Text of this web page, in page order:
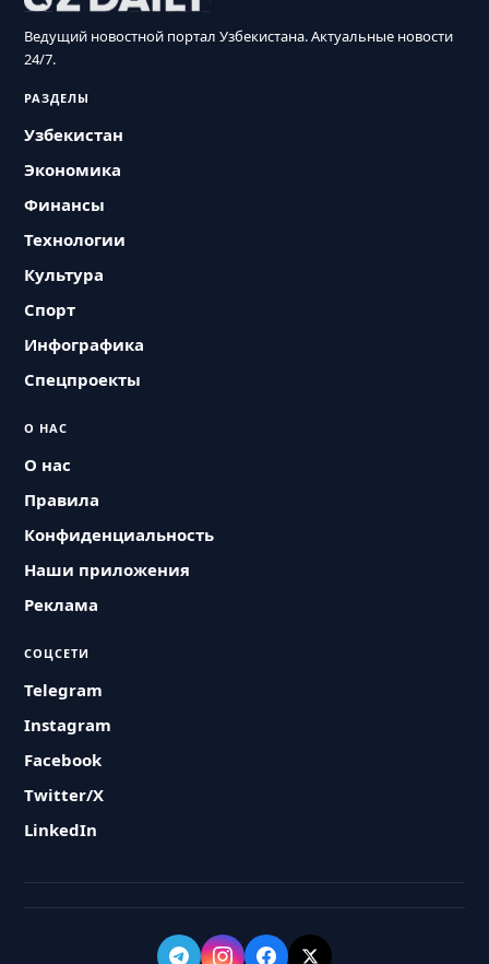
Ведущий новостной портал Узбекистана. Актуальные новости
24/7.
РАЗДЕЛЫ
Узбекистан
Экономика
Финансы
Технологии
Культура
Спорт
Инфографика
Спецпроекты
О НАС
О нас
Правила
Конфиденциальность
Наши приложения
Реклама
СОЦСЕТИ
Telegram
Instagram
Facebook
Twitter/X
LinkedIn